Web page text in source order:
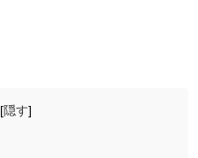
[隠す]